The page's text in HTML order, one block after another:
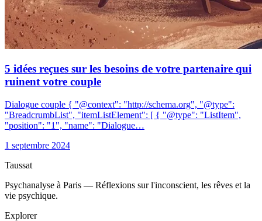
5 idées reçues sur les besoins de votre partenaire qui
ruinent votre couple
Dialogue couple { "@context": "http://schema.org", "@type":
"BreadcrumbList", "itemListElement": [ { "@type": "ListItem",
"position": "1", "name": "Dialogue…
1 septembre 2024
Taussat
Psychanalyse à Paris — Réflexions sur l'inconscient, les rêves et la
vie psychique.
Explorer